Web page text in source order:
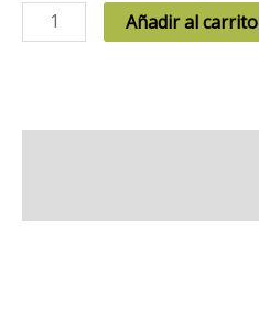
PILOT
cantidad
Añadir al carrito